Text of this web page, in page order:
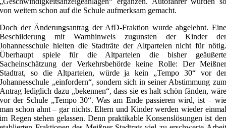
von weitem schon auf die Schule aufmerksam gemacht.
Doch der Änderungsantrag der AfD-Fraktion wurde abgelehnt. Eine
Beschilderung mit Warnhinweis zugunsten der Kinder der
Johannesschule hielten die Stadträte der Altparteien nicht für nötig.
Überhaupt spiele für die Altparteien die bisher geäußerte
Sacheinschätzung der Verkehrsbehörde keine Rolle: Der Meißner
Stadtrat, so die Altparteien, würde ja kein „Tempo 30“ vor der
Johannesschule „einfordern“, sondern sich in seiner Abstimmung zum
Antrag lediglich dazu „bekennen“, dass sie es halt schön fänden, wäre
vor der Schule „Tempo 30“. Was am Ende passieren wird, ist – wie
man schon ahnt – gar nichts. Eltern und Kinder werden wieder einmal
im Regen stehen gelassen. Denn praktikable Konsenslösungen ist den